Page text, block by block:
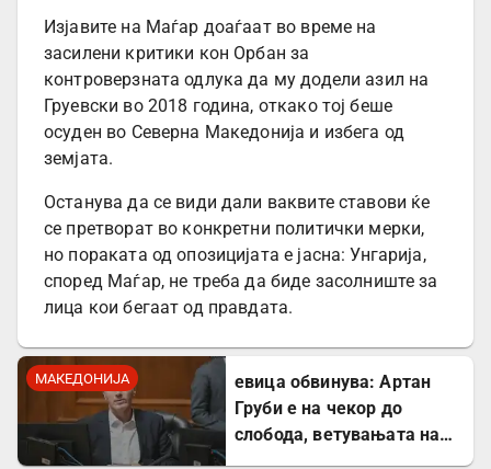
Изјавите на Маѓар доаѓаат во време на
засилени критики кон Орбан за
контроверзната одлука да му додели азил на
Груевски во 2018 година, откако тој беше
осуден во Северна Македонија и избега од
земјата.
Останува да се види дали ваквите ставови ќе
се претворат во конкретни политички мерки,
но пораката од опозицијата е јасна: Унгарија,
според Маѓар, не треба да биде засолниште за
лица кои бегаат од правдата.
МАКЕДОНИЈА
евица обвинува: Артан
Груби е на чекор до
слобода, ветувањата на